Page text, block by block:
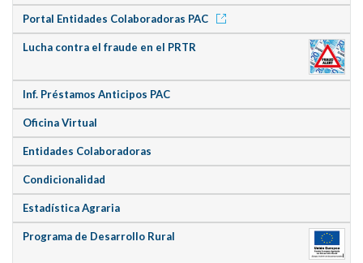
Portal Entidades Colaboradoras PAC
Lucha contra el fraude en el PRTR
Inf. Préstamos Anticipos PAC
Oficina Virtual
Entidades Colaboradoras
Condicionalidad
Estadística Agraria
Programa de Desarrollo Rural